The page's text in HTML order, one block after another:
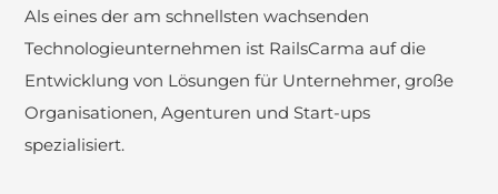
Als eines der am schnellsten wachsenden
Technologieunternehmen ist RailsCarma auf die
Entwicklung von Lösungen für Unternehmer, große
Organisationen, Agenturen und Start-ups
spezialisiert.